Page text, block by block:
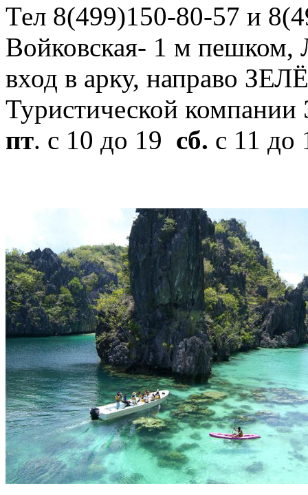
Тел 8(499)150-80-57 и
Войковская- 1 м пешком,
вход в арку, направо
Туристической
пт. с 10 до 19 сб. с 11 до